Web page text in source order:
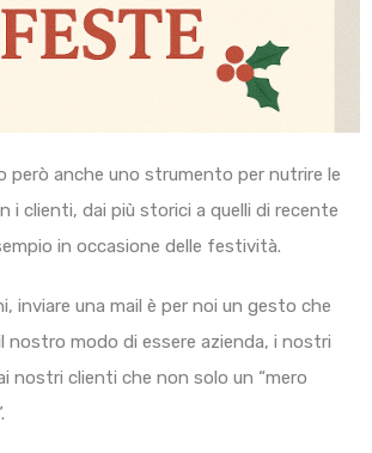
però anche uno strumento per nutrire le
i clienti, dai più storici a quelli di recente
in occasione delle festività.
inviare una mail è per noi un gesto che
nostro modo di essere azienda, i nostri
nostri clienti che non solo un “mero